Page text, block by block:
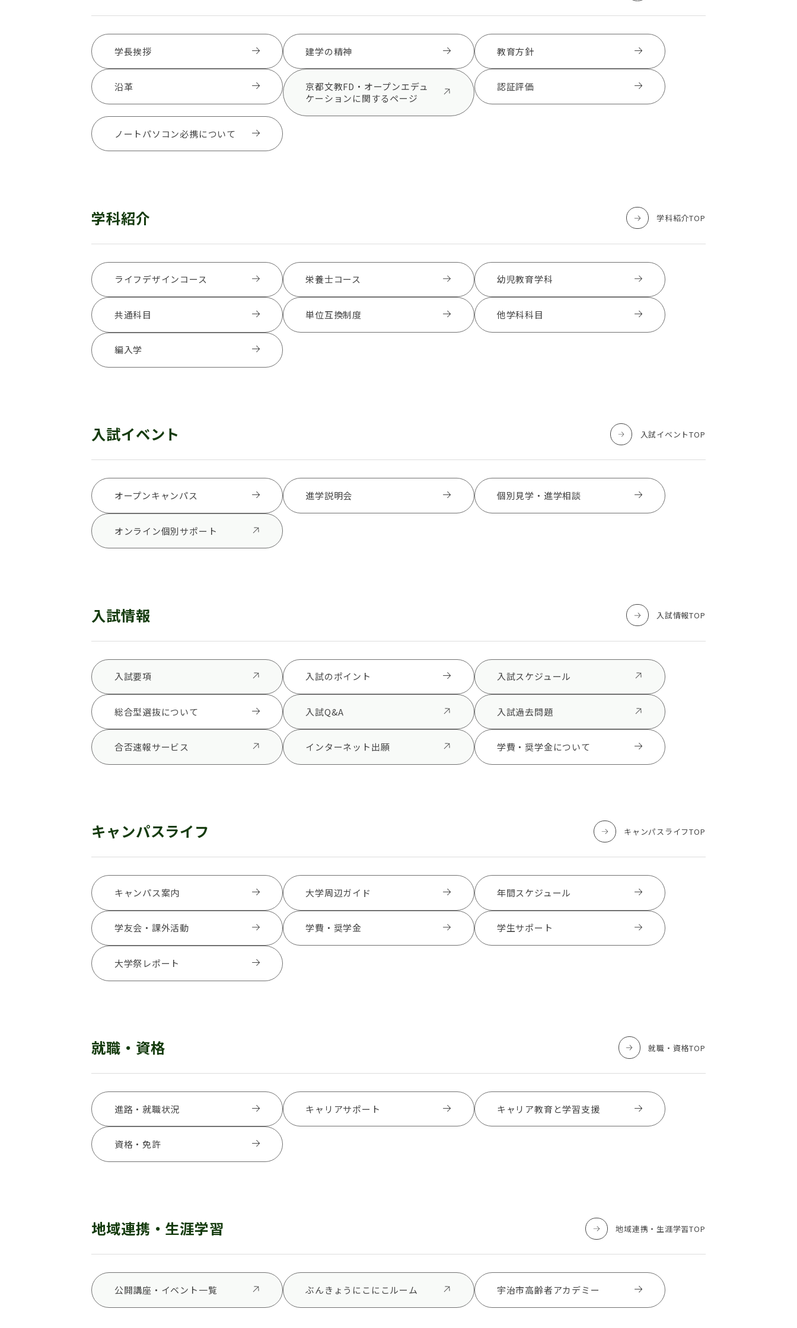
学長挨拶 建学の精神 教育方針
沿革
京都文教FD・オープンエデュ
ケーションに関するページ
認証評価
ノートパソコン必携について
学科紹介 学科紹介TOP
ライフデザインコース 栄養士コース 幼児教育学科
共通科目 単位互換制度 他学科科目
編入学
入試イベント 入試イベントTOP
オープンキャンパス 進学説明会 個別見学・進学相談
オンライン個別サポート
入試情報 入試情報TOP
入試要項 入試のポイント 入試スケジュール
総合型選抜について 入試Q&A 入試過去問題
合否速報サービス インターネット出願 学費・奨学金について
キャンパスライフ キャンパスライフTOP
キャンパス案内 大学周辺ガイド 年間スケジュール
学友会・課外活動 学費・奨学金 学生サポート
大学祭レポート
就職・資格 就職・資格TOP
進路・就職状況 キャリアサポート キャリア教育と学習支援
資格・免許
地域連携・生涯学習 地域連携・生涯学習TOP
公開講座・イベント一覧 ぶんきょうにこにこルーム 宇治市高齢者アカデミー